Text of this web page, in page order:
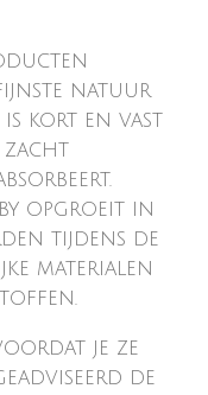
natuur
is kort en vast
zacht
opgroeit in
tijdens de
materialen
je ze
de